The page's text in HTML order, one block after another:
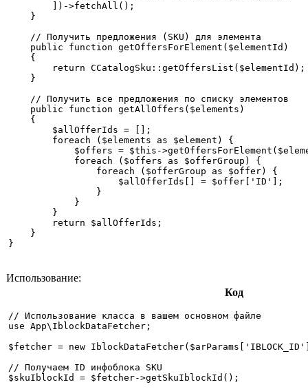
])->fetchAll();
}
// Получить предложения (SKU) для элемента
public function getOffersForElement($elementId)
{
return CCatalogSku::getOffersList($elementId);
}
// Получить все предложения по списку элементов
public function getAllOffers($elements)
{
$allOfferIds = [];
foreach ($elements as $element) {
$offers = $this-
foreach ($offers as $offerGroup) {
foreach ($offerGroup as $offer) {
$allOfferIds[] = $offer['ID'];
}
}
}
return $allOfferIds;
}
Использование:
Код
// Использование класса в вашем основном файле
use App\IblockDataFetcher;
$fetcher = new
// Получаем ID инфоблока SKU
$skuIblockId = $fetcher->getSkuIblockId();